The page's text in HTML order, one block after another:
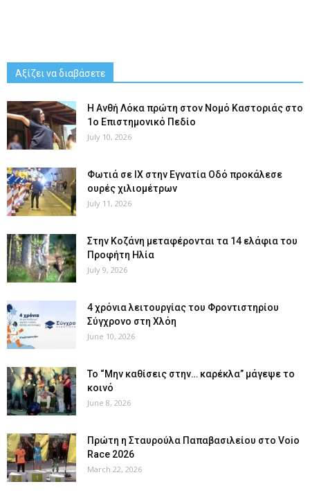
Αξίζει να διαβάσετε
Η Ανθή Λόκα πρώτη στον Νομό Καστοριάς στο
1ο Επιστημονικό Πεδίο
July 10, 2026
Φωτιά σε ΙΧ στην Εγνατία Οδό προκάλεσε
ουρές χιλιομέτρων
July 11, 2026
Στην Κοζάνη μεταφέρονται τα 14 ελάφια του
Προφήτη Ηλία
July 9, 2026
4 χρόνια λειτουργίας του Φροντιστηρίου
Σύγχρονο στη Χλόη
June 10, 2026
Το “Μην καθίσεις στην… καρέκλα” μάγεψε το
κοινό
June 8, 2026
Πρώτη η Σταυρούλα Παπαβασιλείου στο Voio
Race 2026
March 22, 2026